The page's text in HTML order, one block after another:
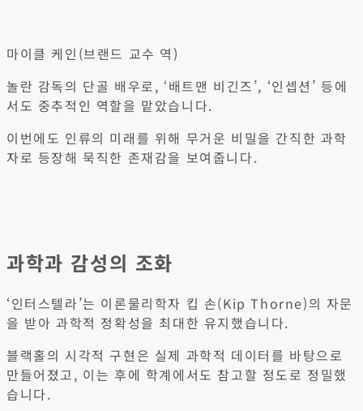
마이클 케인(브랜드 교수 역)
놀란 감독의 단골 배우로, ‘배트맨 비긴즈’, ‘인셉션’ 등에
서도 중추적인 역할을 맡았습니다.
이번에도 인류의 미래를 위해 무거운 비밀을 간직한 과학
자로 등장해 묵직한 존재감을 보여줍니다.
과학과 감성의 조화
‘인터스텔라’는 이론물리학자 킵 손(Kip Thorne)의 자문
을 받아 과학적 정확성을 최대한 유지했습니다.
블랙홀의 시각적 구현은 실제 과학적 데이터를 바탕으로
만들어졌고, 이는 후에 학계에서도 참고할 정도로 정밀했
습니다.